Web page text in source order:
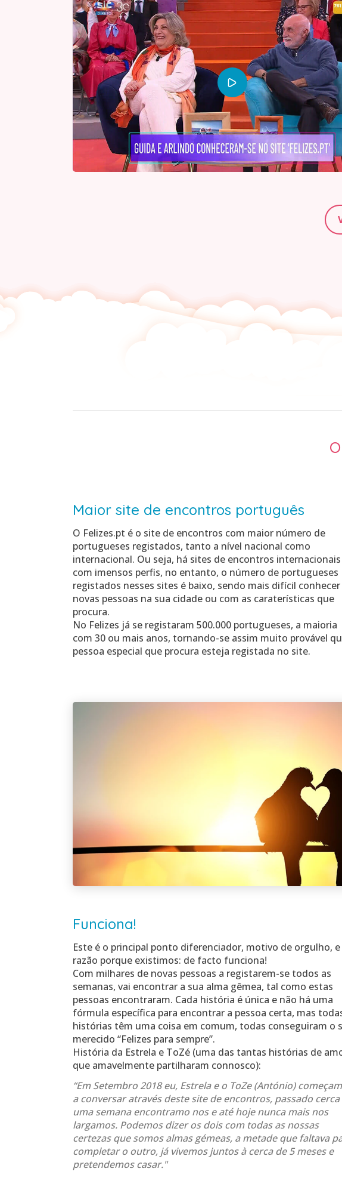
Maior site de encontros português
O Felizes.pt é o site de encontros com maior número de
portugueses registados, tanto a nível nacional como
internacional. Ou seja, há sites de encontros internacionais
com imensos perfis, no entanto, o número de portugueses
registados nesses sites é baixo, sendo mais difícil conhecer
novas pessoas na sua cidade ou com as caraterísticas que
procura.
No Felizes já se registaram 500.000 portugueses, a maioria
com 30 ou mais anos, tornando-se assim muito provável
pessoa especial que procura esteja registada no site.
Funciona!
Este é o principal ponto diferenciador, motivo de orgulho, e
razão porque existimos: de facto funciona!
Com milhares de novas pessoas a registarem-se todos as
semanas, vai encontrar a sua alma gêmea, tal como estas
pessoas encontraram. Cada história é única e não há uma
fórmula específica para encontrar a pessoa certa, mas
histórias têm uma coisa em comum, todas conseguiram o
merecido “Felizes para sempre”.
História da Estrela e ToZé (uma das tantas histórias de
que amavelmente partilharam connosco):
“Em Setembro 2018 eu, Estrela e o ToZe (António)
a conversar através deste site de encontros, passado cerca
uma semana encontramo nos e até hoje nunca mais nos
largamos. Podemos dizer os dois com todas as nossas
certezas que somos almas gémeas, a metade que faltava
completar o outro, já vivemos juntos à cerca de 5 meses e
pretendemos casar."